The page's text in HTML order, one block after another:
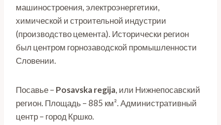
машиностроения, электроэнергетики,
химической и строительной индустрии
(производство цемента). Исторически регион
был центром горнозаводской промышленности
Словении.
Посавье – Posavskaregija, или Нижнепосавский
регион. Площадь – 885 км². Административный
центр – город Кршко.